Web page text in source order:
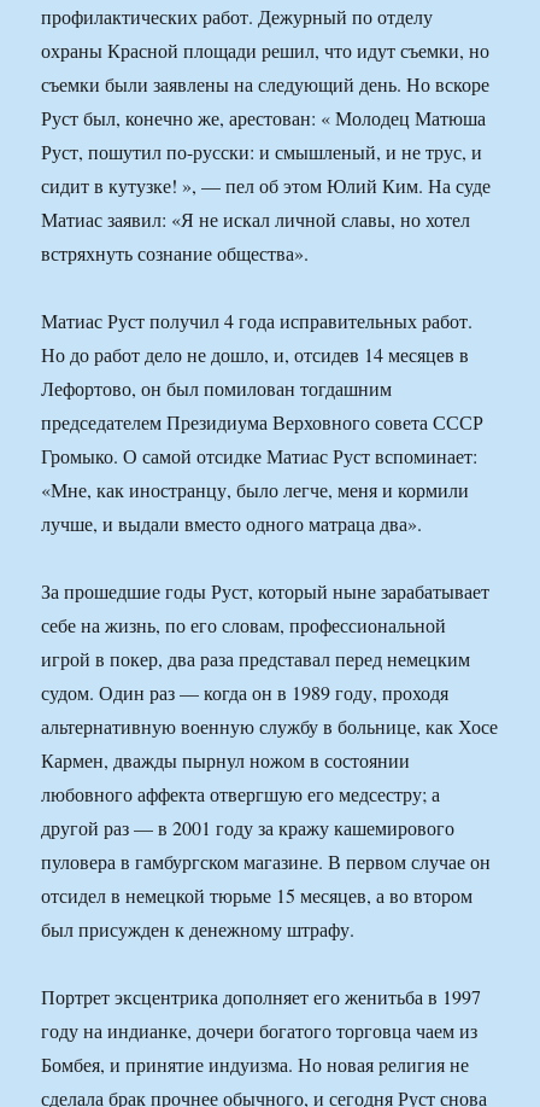
профилактических работ. Дежурный по отделу
охраны Красной площади решил, что идут съемки, но
съемки были заявлены на следующий день. Но вскоре
Руст был, конечно же, арестован: « Молодец Матюша
Руст, пошутил по-русски: и смышленый, и не трус, и
сидит в кутузке! », — пел об этом Юлий Ким. На суде
Матиас заявил: «Я не искал личной славы, но хотел
встряхнуть сознание общества».
Матиас Руст получил 4 года исправительных работ.
Но до работ дело не дошло, и, отсидев 14 месяцев в
Лефортово, он был помилован тогдашним
председателем Президиума Верховного совета СССР
Громыко. О самой отсидке Матиас Руст вспоминает:
«Мне, как иностранцу, было легче, меня и кормили
лучше, и выдали вместо одного матраца два».
За прошедшие годы Руст, который ныне зарабатывает
себе на жизнь, по его словам, профессиональной
игрой в покер, два раза представал перед немецким
судом. Один раз — когда он в 1989 году, проходя
альтернативную военную службу в больнице, как Хосе
Кармен, дважды пырнул ножом в состоянии
любовного аффекта отвергшую его медсестру; а
другой раз — в 2001 году за кражу кашемирового
пуловера в гамбургском магазине. В первом случае он
отсидел в немецкой тюрьме 15 месяцев, а во втором
был присужден к денежному штрафу.
Портрет эксцентрика дополняет его женитьба в 1997
году на индианке, дочери богатого торговца чаем из
Бомбея, и принятие индуизма. Но новая религия не
сделала брак прочнее обычного, и сегодня Руст снова